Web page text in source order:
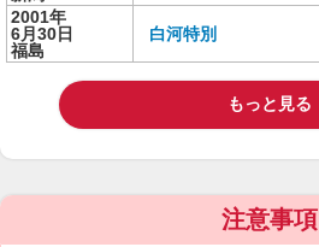
2001年
6月30日
福島
白河特別
もっと見る
注意事項